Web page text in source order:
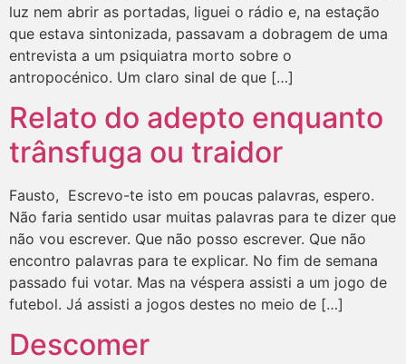
luz nem abrir as portadas, liguei o rádio e, na estação
que estava sintonizada, passavam a dobragem de uma
entrevista a um psiquiatra morto sobre o
antropocénico. Um claro sinal de que […]
Relato do adepto enquanto
trânsfuga ou traidor
Fausto, Escrevo-te isto em poucas palavras, espero.
Não faria sentido usar muitas palavras para te dizer que
não vou escrever. Que não posso escrever. Que não
encontro palavras para te explicar. No fim de semana
passado fui votar. Mas na véspera assisti a um jogo de
futebol. Já assisti a jogos destes no meio de […]
Descomer